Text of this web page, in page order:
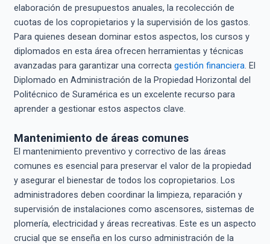
elaboración de presupuestos anuales, la recolección de
cuotas de los copropietarios y la supervisión de los gastos.
Para quienes desean dominar estos aspectos, los cursos y
diplomados en esta área ofrecen herramientas y técnicas
avanzadas para garantizar una correcta gestión financiera. El
Diplomado en Administración de la Propiedad Horizontal del
Politécnico de Suramérica es un excelente recurso para
aprender a gestionar estos aspectos clave.
Mantenimiento de áreas comunes
El mantenimiento preventivo y correctivo de las áreas
comunes es esencial para preservar el valor de la propiedad
y asegurar el bienestar de todos los copropietarios. Los
administradores deben coordinar la limpieza, reparación y
supervisión de instalaciones como ascensores, sistemas de
plomería, electricidad y áreas recreativas. Este es un aspecto
crucial que se enseña en los curso administración de la